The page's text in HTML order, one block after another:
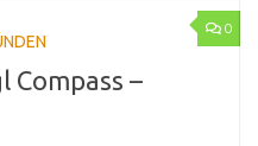
0
Compass –